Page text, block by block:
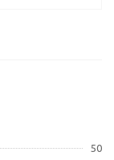
50